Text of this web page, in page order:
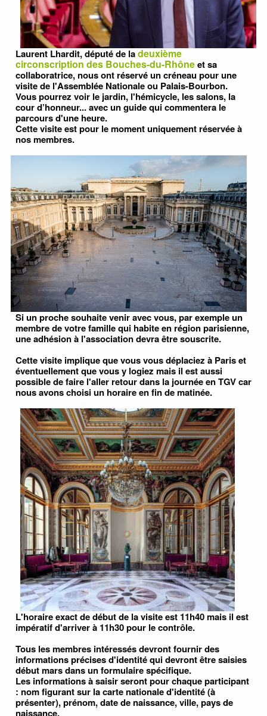
Laurent Lhardit, député de ladeuxième
circonscription des Bouches-du-Rhôneet sa
collaboratrice, nous ont réservé un créneau pour une
visite de l'Assemblée Nationale ou Palais-Bourbon.
Vous pourrez voir le jardin, l'hémicycle, les salons, la
cour d’honneur... avec un guide qui commentera le
parcours d'une heure.
Cette visite est pour le moment uniquement réservée à
nos membres.
Si un proche souhaite venir avec vous, par exemple un
membre de votre famille qui habite en région parisienne,
une adhésion à l'association devra être souscrite.
Cette visite implique que vous vous déplaciez à Paris et
éventuellement que vous y logiez mais il est aussi
possible de faire l'aller retour dans la journée en TGV car
nous avons choisi un horaire en fin de matinée.
L'horaire exact de début de la visite est 11h40 mais il est
impératif d'arriver à 11h30 pour le contrôle.
Tous les membres intéressés devront fournir des
informations précises d'identité qui devront être saisies
début mars dans un formulaire spécifique.
Les informations à saisir seront pour chaque participant
: nom figurant sur la carte nationale d'identité (à
présenter), prénom, date de naissance, ville, pays de
naissance.